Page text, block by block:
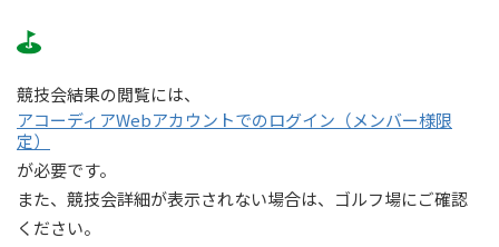
競技会結果の閲覧には、
アコーディアWebアカウントでのログイン（メンバー様限
定）
が必要です。
また、競技会詳細が表示されない場合は、ゴルフ場にご確認
ください。